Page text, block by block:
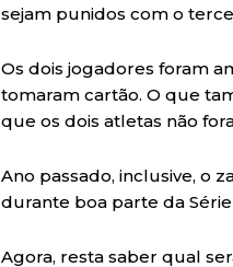
sejam punidos com o
Os dois jogadores foram
tomaram cartão. O que
que os dois atletas não
Ano passado, inclusive, o
durante boa parte da
Agora, resta saber qual